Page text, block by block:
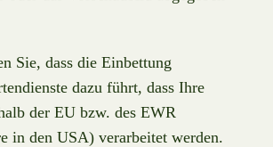
Sie, dass die Einbettung
dazu führt, dass Ihre
der EU bzw. des EWR
in den USA) verarbeitet werden.